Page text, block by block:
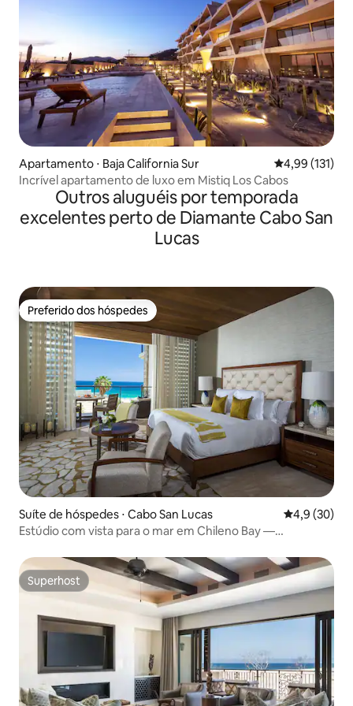
Apartamento ⋅ Baja California Sur 4,99 de uma
4,99 (131)
Incrível apartamento de luxo em Mistiq Los Cabos
Outros aluguéis por temporada
excelentes perto de Diamante Cabo San
Lucas
Preferido dos hóspedes
Preferido dos hóspedes
Suíte de hóspedes ⋅ Cabo San Lucas 4,9 de uma
4,9 (30)
Estúdio com vista para o mar em Chileno Bay —
Superhost
Superhost